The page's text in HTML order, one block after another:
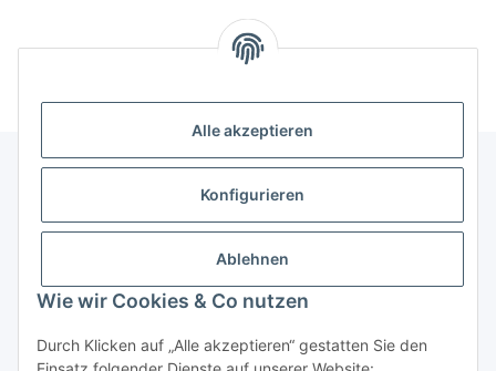
Alle akzeptieren
Konfigurieren
Ablehnen
Wie wir Cookies & Co nutzen
Durch Klicken auf „Alle akzeptieren“ gestatten Sie den
Informationen
Gesetzliche Informationen
Vertrag widerrufen